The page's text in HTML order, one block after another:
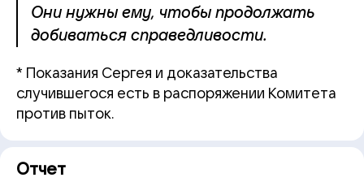
Они нужны ему, чтобы продолжать
добиваться справедливости.
* Показания Сергея и доказательства
случившегося есть в распоряжении Комитета
против пыток.
Отчет